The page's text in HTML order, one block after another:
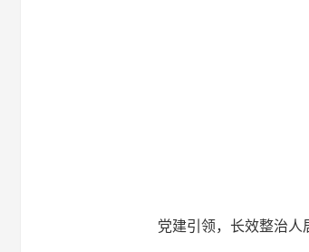
党建引领，长效整治人